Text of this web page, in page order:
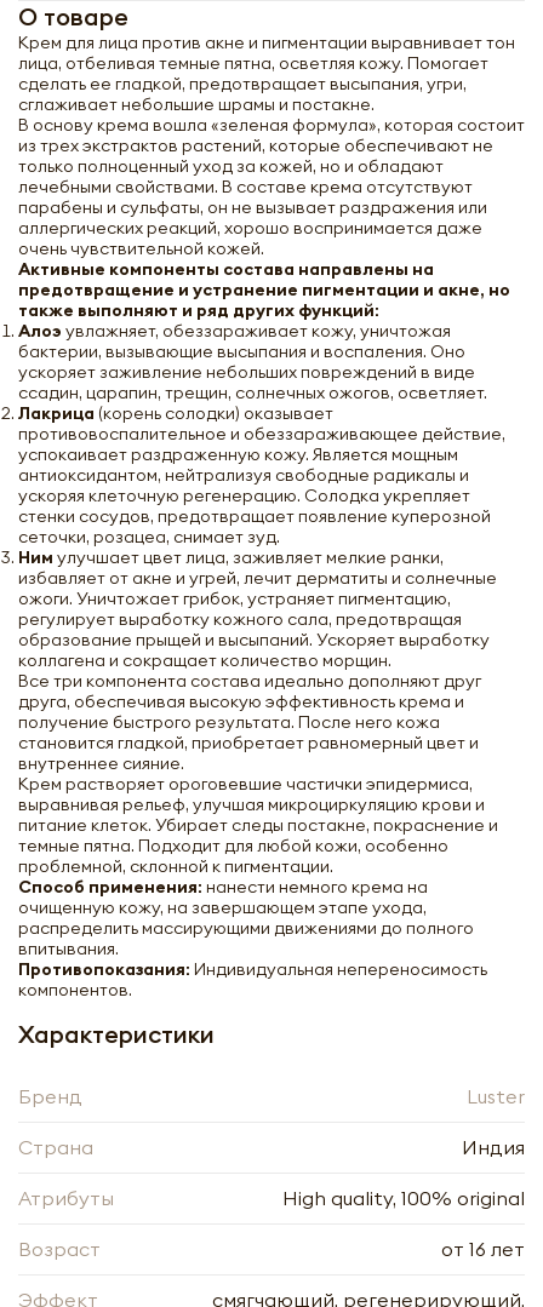
О товаре
Крем для лица против акне и пигментации выравнивает тон
лица, отбеливая темные пятна, осветляя кожу. Помогает
сделать ее гладкой, предотвращает высыпания, угри,
сглаживает небольшие шрамы и постакне.
В основу крема вошла «зеленая формула», которая состоит
из трех экстрактов растений, которые обеспечивают не
только полноценный уход за кожей, но и обладают
лечебными свойствами. В составе крема отсутствуют
парабены и сульфаты, он не вызывает раздражения или
аллергических реакций, хорошо воспринимается даже
очень чувствительной кожей.
Активные компоненты состава направлены на
предотвращение и устранение пигментации и акне, но
также выполняют и ряд других функций:
Алоэ увлажняет, обеззараживает кожу, уничтожая
бактерии, вызывающие высыпания и воспаления. Оно
ускоряет заживление небольших повреждений в виде
ссадин, царапин, трещин, солнечных ожогов, осветляет.
Лакрица (корень солодки) оказывает
противовоспалительное и обеззараживающее действие,
успокаивает раздраженную кожу. Является мощным
антиоксидантом, нейтрализуя свободные радикалы и
ускоряя клеточную регенерацию. Солодка укрепляет
стенки сосудов, предотвращает появление куперозной
сеточки, розацеа, снимает зуд.
Ним улучшает цвет лица, заживляет мелкие ранки,
избавляет от акне и угрей, лечит дерматиты и солнечные
ожоги. Уничтожает грибок, устраняет пигментацию,
регулирует выработку кожного сала, предотвращая
образование прыщей и высыпаний. Ускоряет выработку
коллагена и сокращает количество морщин.
Все три компонента состава идеально дополняют друг
друга, обеспечивая высокую эффективность крема и
получение быстрого результата. После него кожа
становится гладкой, приобретает равномерный цвет и
внутреннее сияние.
Крем растворяет ороговевшие частички эпидермиса,
выравнивая рельеф, улучшая микроциркуляцию крови и
питание клеток. Убирает следы постакне, покраснение и
темные пятна. Подходит для любой кожи, особенно
проблемной, склонной к пигментации.
Способ применения: нанести немного крема на
очищенную кожу, на завершающем этапе ухода,
распределить массирующими движениями до полного
впитывания.
Противопоказания: Индивидуальная непереносимость
компонентов.
Характеристики
Бренд Luster
Страна Индия
Атрибуты High quality, 100% original
Возраст от 16 лет
Эффект смягчающий, регенерирующий,
пигментации Ластер | Luster Lacto Dark
-